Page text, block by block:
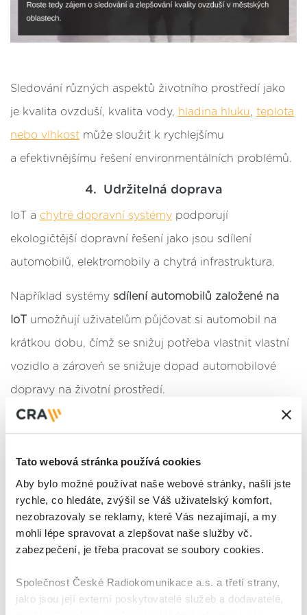
Tato webová stránka používá cookies
Aby bylo možné používat naše webové stránky, našli jste
rychle, co hledáte, zvýšil se Váš uživatelský komfort,
nezobrazovaly se reklamy, které Vás nezajímají, a my
mohli lépe spravovat a zlepšovat naše služby vč.
zabezpečení, je třeba pracovat se soubory cookies.
Společnost České Radiokomunikace a.s. a třetí strany,
jako jsou její externí poskytovatelé služeb a dodavatelé,
Sledování různých aspektů životního prostředí jako
je kvalita ovzduší, kvalita vody, hladina hluku, teplota
nebo vlhkost může sloužit k rychlejšímu
a efektivnějšímu řešení environmentálních problémů.
4. Udržitelná doprava
IoT a chytré dopravní systémy podporují
ekologičtější dopravní řešení jako jsou sdílení
automobilů, elektromobily a chytrá infrastruktura.
Například systémy sdílení automobilů založené na
IoT umožňují uživatelům půjčovat si automobil na
krátkou dobu, čímž se snižuj potřeba vlastnit vlastní
vozidlo a zároveň se snižuje dopad automobilové
dopravy na životní prostředí.